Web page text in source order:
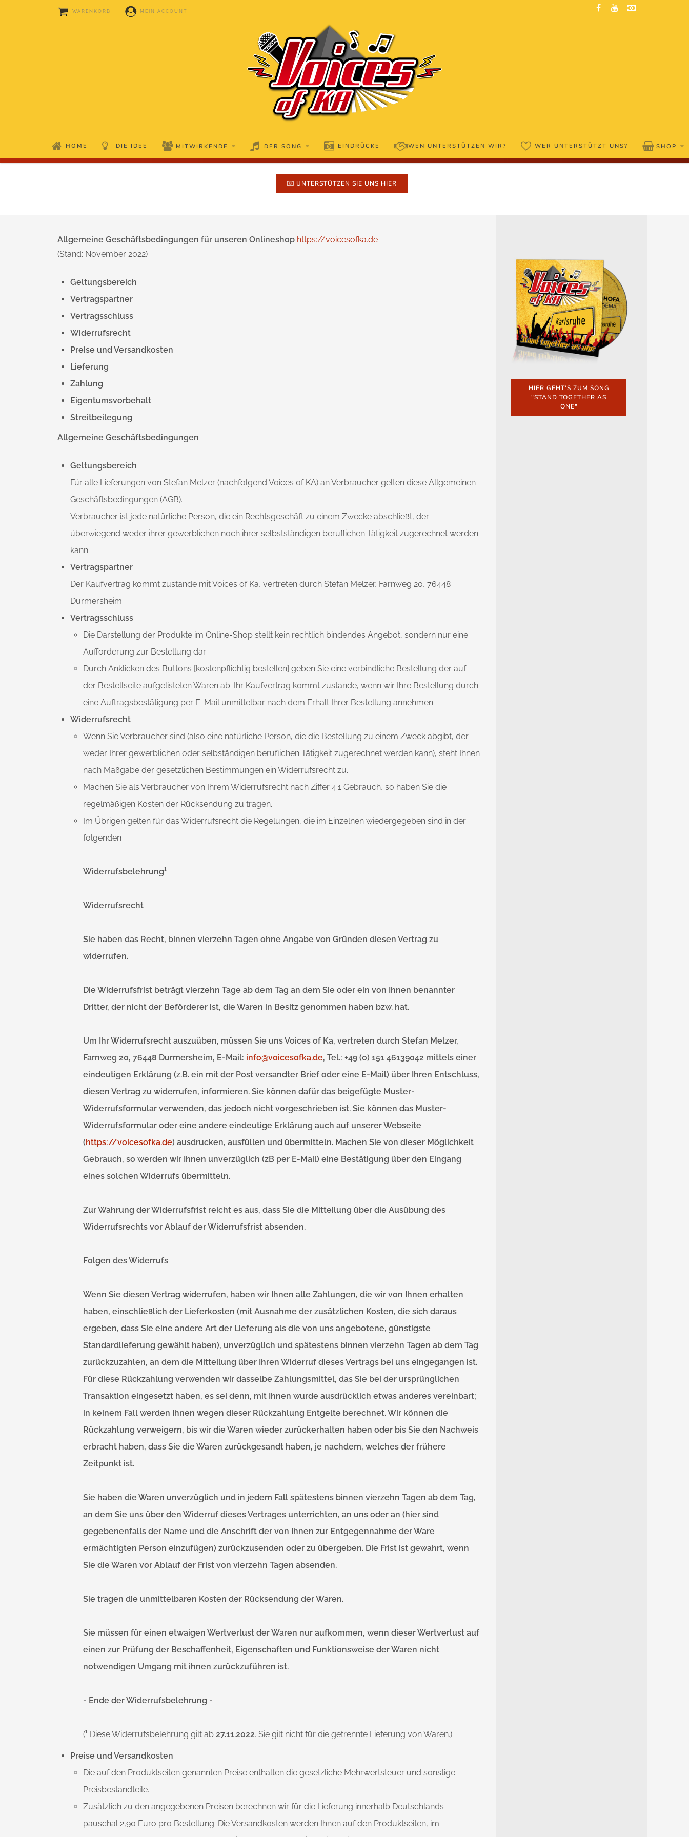
WARENKORB MEIN ACCOUNT
HOME DIE IDEE MITWIRKENDE DER SONG EINDRÜCKE WEN UNTERSTÜTZEN WIR? WER UNTERSTÜTZT UNS? SHOP
UNTERSTÜTZEN SIE UNS HIER
HIER GEHT'S ZUM SONG
"STAND TOGETHER AS
ONE"
Allgemeine Geschäftsbedingungen für unseren Onlineshop https://voicesofka.de
(Stand: November 2022)
Geltungsbereich
Vertragspartner
Vertragsschluss
Widerrufsrecht
Preise und Versandkosten
Lieferung
Zahlung
Eigentumsvorbehalt
Streitbeilegung
Allgemeine Geschäftsbedingungen
Geltungsbereich
Für alle Lieferungen von Stefan Melzer (nachfolgend Voices of KA) an Verbraucher gelten diese Allgemeinen
Geschäftsbedingungen (AGB).
Verbraucher ist jede natürliche Person, die ein Rechtsgeschäft zu einem Zwecke abschließt, der
überwiegend weder ihrer gewerblichen noch ihrer selbstständigen beruflichen Tätigkeit zugerechnet werden
kann.
Vertragspartner
Der Kaufvertrag kommt zustande mit Voices of Ka, vertreten durch Stefan Melzer, Farnweg 20, 76448
Durmersheim
Vertragsschluss
Die Darstellung der Produkte im Online-Shop stellt kein rechtlich bindendes Angebot, sondern nur eine
Aufforderung zur Bestellung dar.
Durch Anklicken des Buttons [kostenpflichtig bestellen] geben Sie eine verbindliche Bestellung der auf
der Bestellseite aufgelisteten Waren ab. Ihr Kaufvertrag kommt zustande, wenn wir Ihre Bestellung durch
eine Auftragsbestätigung per E-Mail unmittelbar nach dem Erhalt Ihrer Bestellung annehmen.
Widerrufsrecht
Wenn Sie Verbraucher sind (also eine natürliche Person, die die Bestellung zu einem Zweck abgibt, der
weder Ihrer gewerblichen oder selbständigen beruflichen Tätigkeit zugerechnet werden kann), steht Ihnen
nach Maßgabe der gesetzlichen Bestimmungen ein Widerrufsrecht zu.
Machen Sie als Verbraucher von Ihrem Widerrufsrecht nach Ziffer 4.1 Gebrauch, so haben Sie die
regelmäßigen Kosten der Rücksendung zu tragen.
Im Übrigen gelten für das Widerrufsrecht die Regelungen, die im Einzelnen wiedergegeben sind in der
folgenden
Widerrufsbelehrung¹
Widerrufsrecht
Sie haben das Recht, binnen vierzehn Tagen ohne Angabe von Gründen diesen Vertrag zu
widerrufen.
Die Widerrufsfrist beträgt vierzehn Tage ab dem Tag an dem Sie oder ein von Ihnen benannter
Dritter, der nicht der Beförderer ist, die Waren in Besitz genommen haben bzw. hat.
Um Ihr Widerrufsrecht auszuüben, müssen Sie uns Voices of Ka, vertreten durch Stefan Melzer,
Farnweg 20, 76448 Durmersheim, E-Mail: info@voicesofka.de, Tel.: +49 (0) 151 46139042 mittels einer
eindeutigen Erklärung (z.B. ein mit der Post versandter Brief oder eine E-Mail) über Ihren Entschluss,
diesen Vertrag zu widerrufen, informieren. Sie können dafür das beigefügte Muster-
Widerrufsformular verwenden, das jedoch nicht vorgeschrieben ist. Sie können das Muster-
Widerrufsformular oder eine andere eindeutige Erklärung auch auf unserer Webseite
(https://voicesofka.de) ausdrucken, ausfüllen und übermitteln. Machen Sie von dieser Möglichkeit
Gebrauch, so werden wir Ihnen unverzüglich (zB per E-Mail) eine Bestätigung über den Eingang
eines solchen Widerrufs übermitteln.
Zur Wahrung der Widerrufsfrist reicht es aus, dass Sie die Mitteilung über die Ausübung des
Widerrufsrechts vor Ablauf der Widerrufsfrist absenden.
Folgen des Widerrufs
Wenn Sie diesen Vertrag widerrufen, haben wir Ihnen alle Zahlungen, die wir von Ihnen erhalten
haben, einschließlich der Lieferkosten (mit Ausnahme der zusätzlichen Kosten, die sich daraus
ergeben, dass Sie eine andere Art der Lieferung als die von uns angebotene, günstigste
Standardlieferung gewählt haben), unverzüglich und spätestens binnen vierzehn Tagen ab dem Tag
zurückzuzahlen, an dem die Mitteilung über Ihren Widerruf dieses Vertrags bei uns eingegangen ist.
Für diese Rückzahlung verwenden wir dasselbe Zahlungsmittel, das Sie bei der ursprünglichen
Transaktion eingesetzt haben, es sei denn, mit Ihnen wurde ausdrücklich etwas anderes vereinbart;
in keinem Fall werden Ihnen wegen dieser Rückzahlung Entgelte berechnet. Wir können die
Rückzahlung verweigern, bis wir die Waren wieder zurückerhalten haben oder bis Sie den Nachweis
erbracht haben, dass Sie die Waren zurückgesandt haben, je nachdem, welches der frühere
Zeitpunkt ist.
Sie haben die Waren unverzüglich und in jedem Fall spätestens binnen vierzehn Tagen ab dem Tag,
an dem Sie uns über den Widerruf dieses Vertrages unterrichten, an uns oder an (hier sind
gegebenenfalls der Name und die Anschrift der von Ihnen zur Entgegennahme der Ware
ermächtigten Person einzufügen) zurückzusenden oder zu übergeben. Die Frist ist gewahrt, wenn
Sie die Waren vor Ablauf der Frist von vierzehn Tagen absenden.
Sie tragen die unmittelbaren Kosten der Rücksendung der Waren.
Sie müssen für einen etwaigen Wertverlust der Waren nur aufkommen, wenn dieser Wertverlust auf
einen zur Prüfung der Beschaffenheit, Eigenschaften und Funktionsweise der Waren nicht
notwendigen Umgang mit ihnen zurückzuführen ist.
- Ende der Widerrufsbelehrung -
(¹ Diese Widerrufsbelehrung gilt ab 27.11.2022. Sie gilt nicht für die getrennte Lieferung von Waren.)
Preise und Versandkosten
Die auf den Produktseiten genannten Preise enthalten die gesetzliche Mehrwertsteuer und sonstige
Preisbestandteile.
Zusätzlich zu den angegebenen Preisen berechnen wir für die Lieferung innerhalb Deutschlands
pauschal 2,90 Euro pro Bestellung. Die Versandkosten werden Ihnen auf den Produktseiten, im